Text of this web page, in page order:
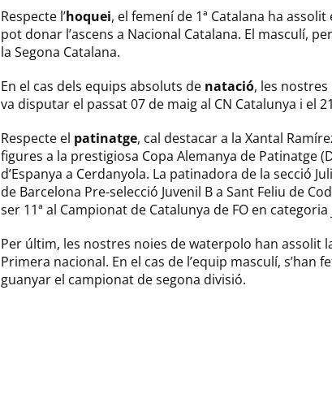
Respecte l’hoquei, el femení de 1ª Catalana ha
pot donar l’ascens a Nacional Catalana. El masculí,
la Segona Catalana.
En el cas dels equips absoluts de natació, les
va disputar el passat 07 de maig al CN Catalunya i el
Respecte el patinatge, cal destacar a la Xantal
figures a la prestigiosa Copa Alemanya de Patinatge
d’Espanya a Cerdanyola. La patinadora de la secció
de Barcelona Pre-selecció Juvenil B a Sant Feliu de
ser 11ª al Campionat de Catalunya de FO en
Per últim, les nostres noies de waterpolo han assolit
Primera nacional. En el cas de l’equip masculí, s’han
guanyar el campionat de segona divisió.